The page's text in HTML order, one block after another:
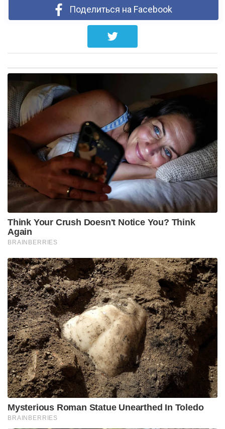
Поделиться на Facebook